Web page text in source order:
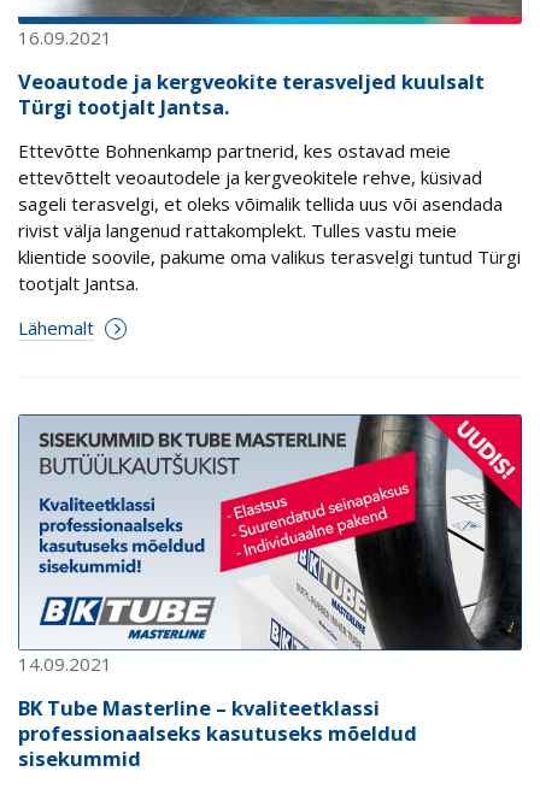
16.09.2021
Veoautode ja kergveokite terasveljed kuulsalt
Türgi tootjalt Jantsa.
Ettevõtte Bohnenkamp partnerid, kes ostavad meie
ettevõttelt veoautodele ja kergveokitele rehve, küsivad
sageli terasvelgi, et oleks võimalik tellida uus või asendada
rivist välja langenud rattakomplekt. Tulles vastu meie
klientide soovile, pakume oma valikus terasvelgi tuntud Türgi
tootjalt Jantsa.
Lähemalt
14.09.2021
BK Tube Masterline – kvaliteetklassi
professionaalseks kasutuseks mõeldud
sisekummid